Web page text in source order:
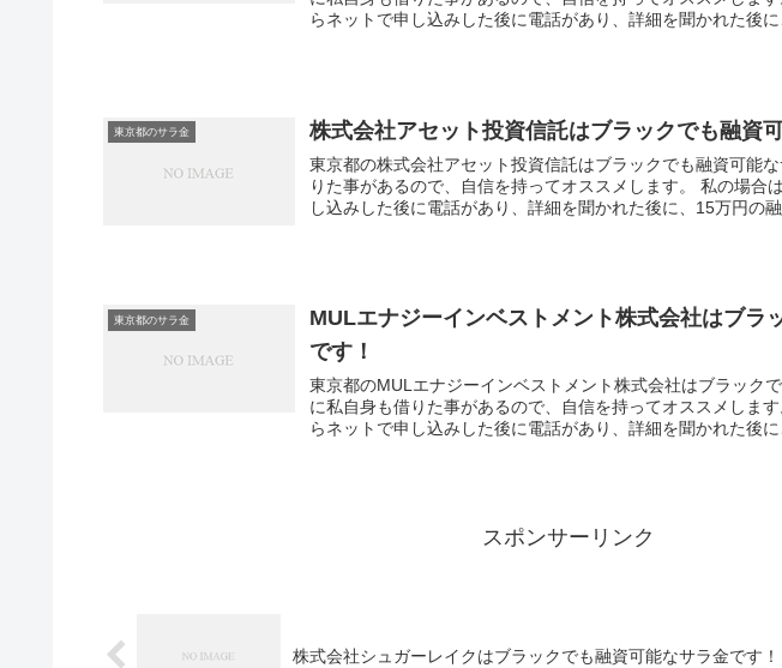
らネットで申し込みした後に電話があり、詳細を聞かれた後に
東京都のサラ金 株式会社アセット投資信託はブラックでも融資
東京都の株式会社アセット投資信託はブラックでも融資可能
りた事があるので、自信を持ってオススメします。 私の場合
し込みした後に電話があり、詳細を聞かれた後に、15万円の融
東京都のサラ金
MULエナジーインベストメント株式会社はブラ
です！
東京都のMULエナジーインベストメント株式会社はブラック
に私自身も借りた事があるので、自信を持ってオススメしま
らネットで申し込みした後に電話があり、詳細を聞かれた後
スポンサーリンク
株式会社シュガーレイクはブラックでも融資可能なサラ金です！